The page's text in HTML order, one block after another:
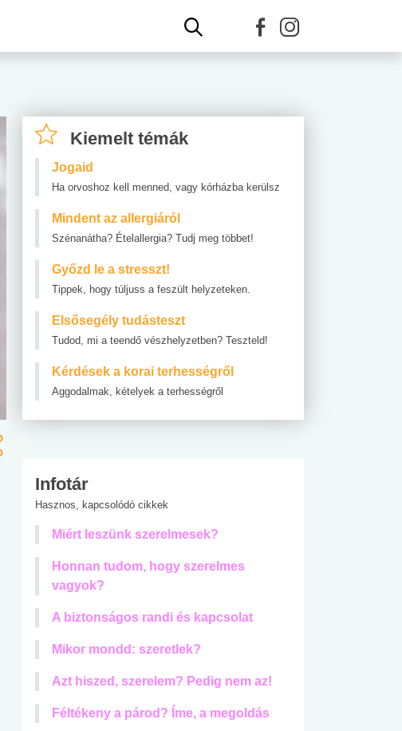
Kiemelt témák
Jogaid
Ha orvoshoz kell menned, vagy kórházba kerülsz
Mindent az allergiáról
Szénanátha? Ételallergia? Tudj meg többet!
Győzd le a stresszt!
Tippek, hogy túljuss a feszült helyzeteken.
Elsősegély tudásteszt
Tudod, mi a teendő vészhelyzetben? Teszteld!
Kérdések a korai terhességről
Aggodalmak, kételyek a terhességről
Infotár
Hasznos, kapcsolódó cikkek
Miért leszünk szerelmesek?
Honnan tudom, hogy szerelmes
vagyok?
A biztonságos randi és kapcsolat
Mikor mondd: szeretlek?
Azt hiszed, szerelem? Pedig nem az!
Féltékeny a párod? Íme, a megoldás